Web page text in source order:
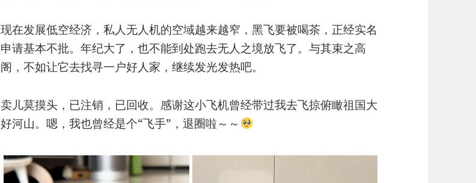
现在发展低空经济，私人无人机的空域越来越窄，黑飞要被喝茶，正经实名
申请基本不批。年纪大了，也不能到处跑去无人之境放飞了。与其束之高
阁，不如让它去找寻一户好人家，继续发光发热吧。
卖儿莫摸头，已注销，已回收。感谢这小飞机曾经带过我去飞掠俯瞰祖国大
好河山。嗯，我也曾经是个“飞手”，退圈啦～～